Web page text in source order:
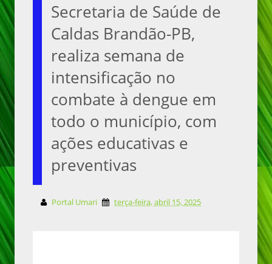
Secretaria de Saúde de
Caldas Brandão-PB,
realiza semana de
intensificação no
combate à dengue em
todo o município, com
ações educativas e
preventivas
Portal Umari terça-feira, abril 15, 2025